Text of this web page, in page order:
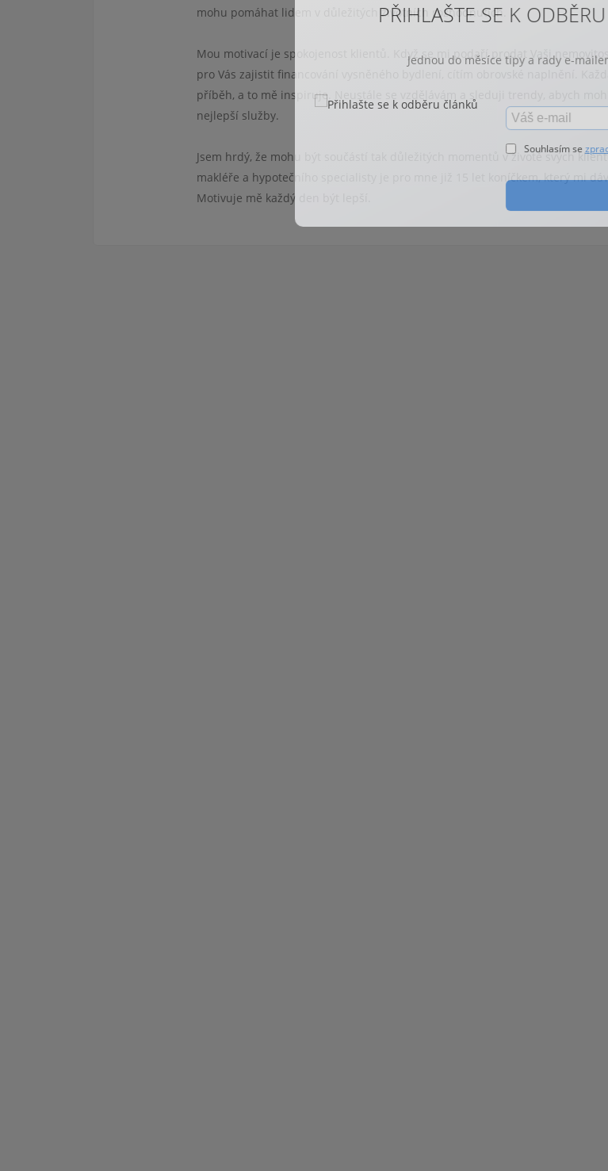
mohu pomáhat lidem v důležitých životních rozhodnutích.
Mou motivací je spokojenost klientů. Když se mi podaří prodat Vaši
pro Vás zajistit financování vysněného bydlení, cítím obrovské naplnění.
příběh, a to mě inspiruje. Neustále se vzdělávám a sleduji trendy, abych
nejlepší služby.
Jsem hrdý, že mohu být součástí tak důležitých momentů v životě svých
makléře a hypotečního specialisty je pro mne již 15 let koníčkem, který mi
Motivuje mě každý den být lepší.
PŘIHLAŠTE SE K
Jednou do měsíce tipy a rady e-
Souhlasím se